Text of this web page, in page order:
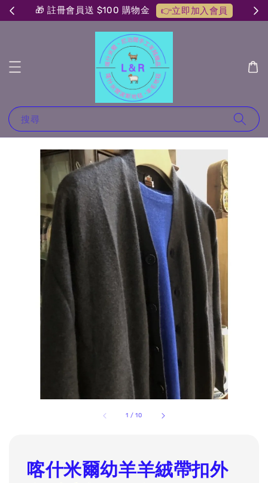
🎁 註冊會員送 $100 購物金 👉立即加入會員
搜尋
1 /10
喀什米爾幼羊羊絨帶扣外